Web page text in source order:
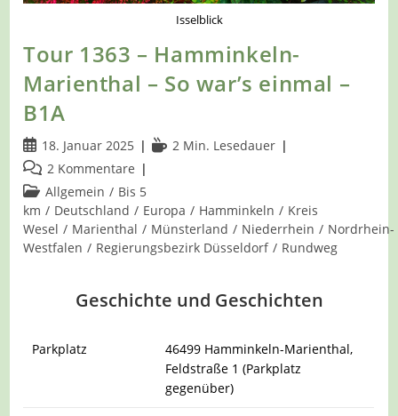
Isselblick
Tour 1363 – Hamminkeln-
Marienthal – So war’s einmal –
B1A
Beitrag
veröffentlicht:
18. Januar 2025 Lesedauer:
2 Min. Lesedauer
Beitrags-
Kommentare:
2 Kommentare
Beitrags-
Kategorie:
Allgemein / Bis 5
km / Deutschland / Europa / Hamminkeln / Kreis
Wesel / Marienthal / Münsterland / Niederrhein / Nordrhein-
Westfalen / Regierungsbezirk Düsseldorf / Rundweg
Geschichte und Geschichten
Parkplatz
46499 Hamminkeln-Marienthal,
Feldstraße 1 (Parkplatz
gegenüber)